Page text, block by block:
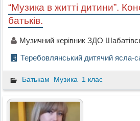
“Музика в житті дитини”.
батьків.
Музичний керівник ЗДО
Теребовлянський дитячий ясла-
Батькам Музика 1 клас